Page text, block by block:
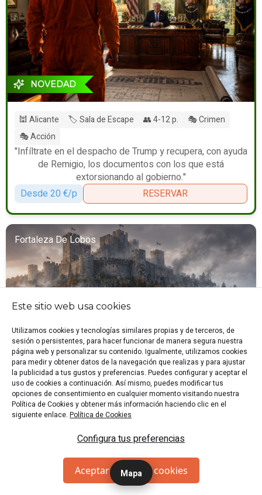
NOVEDAD
🕍 Alicante 🏷️ Sala de Escape 👥 4-12 p.
🎭 Crimen
🎭 Acción
"Infíltrate en el despacho de Trump y recupera, con ayuda
de Remigio, los documentos con los que está
extorsionando al gobierno."
Desde 20 €/p
RESERVAR
Fortaleza De Lobos
"Escapa de tu propio hogar antes de que los invasores
regresen y reconquista la Fortaleza de Lobos tomada por
las Tribus Pictas."
Mapa
Este sitio web usa cookies
Utilizamos cookies y tecnologías similares propias y de terceros, de
sesión o persistentes, para hacer funcionar de manera segura nuestra
página web y personalizar su contenido. Igualmente, utilizamos cookies
para medir y obtener datos de la navegación que realizas y para ajustar
la publicidad a tus gustos y preferencias. Puedes configurar y aceptar el
uso de cookies a continuación. Así mismo, puedes modificar tus
opciones de consentimiento en cualquier momento visitando nuestra
Política de Cookies y obtener más información haciendo clic en el
siguiente enlace. Política de Cookies
Configura tus preferencias
Aceptar todas las cookies